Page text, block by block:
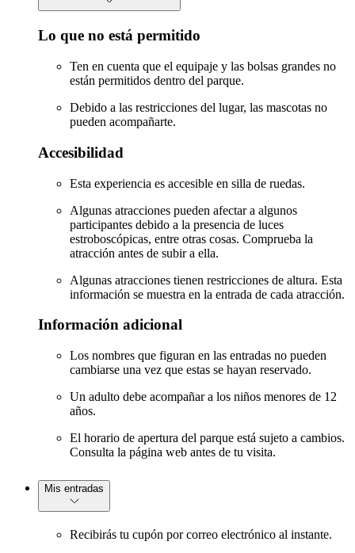
Lo que no está permitido
Ten en cuenta que el equipaje y las bolsas grandes no
están permitidos dentro del parque.
Debido a las restricciones del lugar, las mascotas no
pueden acompañarte.
Accesibilidad
Esta experiencia es accesible en silla de ruedas.
Algunas atracciones pueden afectar a algunos
participantes debido a la presencia de luces
estroboscópicas, entre otras cosas. Comprueba la
atracción antes de subir a ella.
Algunas atracciones tienen restricciones de altura. Esta
información se muestra en la entrada de cada atracción.
Información adicional
Los nombres que figuran en las entradas no pueden
cambiarse una vez que estas se hayan reservado.
Un adulto debe acompañar a los niños menores de 12
años.
El horario de apertura del parque está sujeto a cambios.
Consulta la página web antes de tu visita.
Mis entradas
Recibirás tu cupón por correo electrónico al instante.